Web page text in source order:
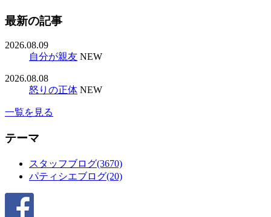
最新の記事
2026.08.09
自分が親友 NEW
2026.08.08
怒りの正体 NEW
一覧を見る
テーマ
スタッフブログ(3670)
パティシエブログ(20)